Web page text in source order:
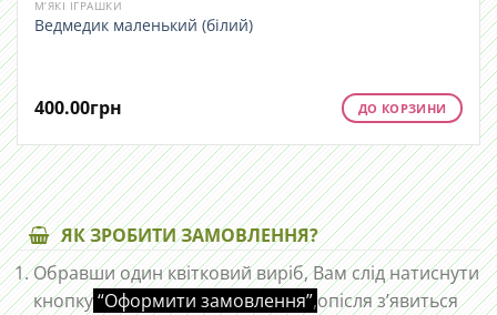
М’ЯКІ ІГРАШКИ
Ведмедик маленький (білий)
400.00грн ДО КОРЗИНИ
ЯК ЗРОБИТИ ЗАМОВЛЕННЯ?
Обравши один квітковий виріб, Вам слід натиснути
кнопку“Оформити замовлення”,опісля з’явиться